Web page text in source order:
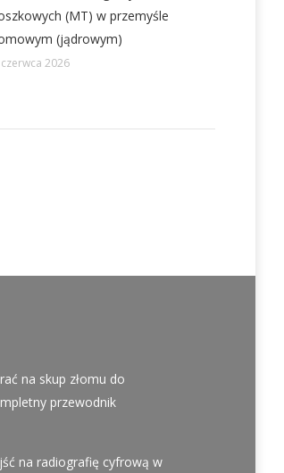
(MT) w przemyśle
(jądrowym)
2026
na skup złomu do
przewodnik
na radiografię cyfrową w